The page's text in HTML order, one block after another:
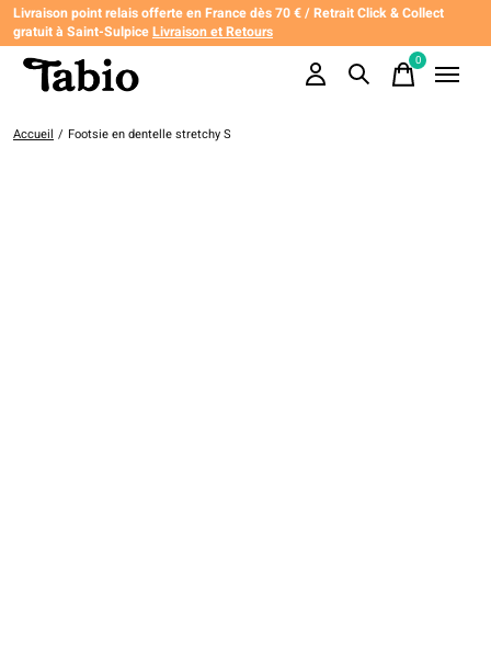
Livraison point relais offerte en France dès 70 € / Retrait Click & Collect
gratuit à Saint-SulpiceLivraison et Retours
0items
Accueil / Footsie en dentelle stretchy S